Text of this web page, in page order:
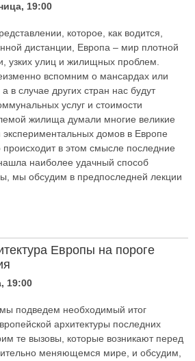
19:00
которое, как водится,
дистанции, Европа – мир плотной
узких улиц и жилищных проблем.
вспомним о мансардах или
в случае других стран нас будут
услуг и стоимости
жилища думали многие великие
экспериментальных домов в Европе
в этом смысле последние
наиболее удачный способ
мы обсудим в предпоследней лекции
Европы на пороге
19:00
подведем необходимый итог
архитектуры последних
те вызовы, которые возникают перед
меняющемся мире, и обсудим,